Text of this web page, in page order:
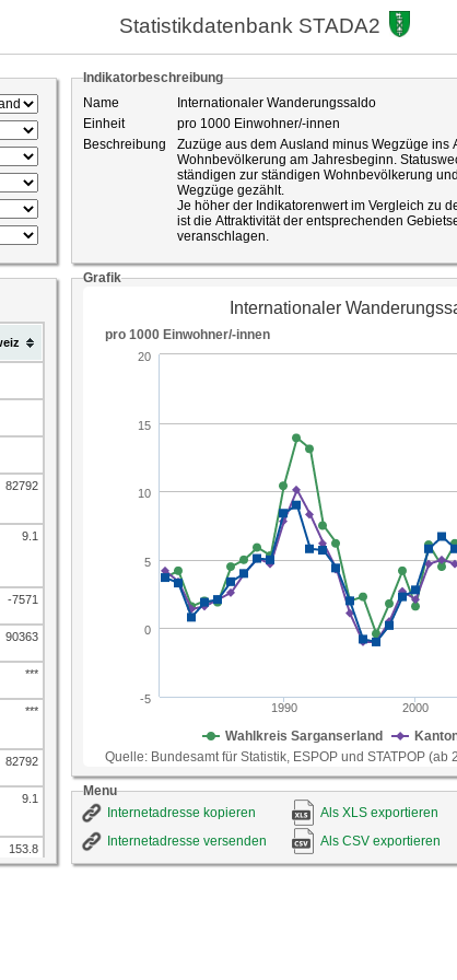
Statistikdatenbank STADA2
82792
9.1
-7571
90363
***
***
82792
9.1
153.8
Indikatorbeschreibung
Name
Internationaler Wanderungssaldo
Einheit
pro 1000 Einwohner/-innen
Beschreibung
Zuzüge aus dem Ausland minus Wegzüge
Wohnbevölkerung am Jahresbeginn.
ständigen zur ständigen Wohnbevölkerung
Wegzüge gezählt.
Je höher der Indikatorenwert im Vergleich zu
ist die Attraktivität der entsprechenden
veranschlagen.
Quelle
Bundesamt für Statistik, ESPOP und STATPOP
Grafik
Menu
Internetadresse kopieren
Als XLS exportieren
Internetadresse versenden
Als CSV exportieren